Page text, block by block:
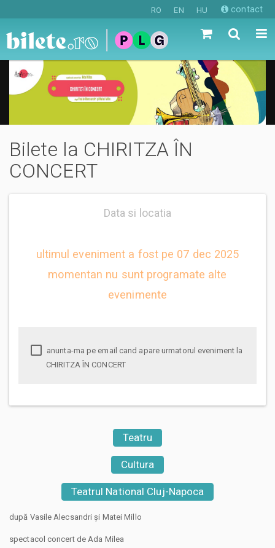
RO EN HU contact
Bilete la CHIRITZA ÎN
CONCERT
Data si locatia
ultimul eveniment a fost pe 07 dec 2025
momentan nu sunt programate alte
evenimente
CHIRITZA ÎN CONCERT
Teatru
Cultura
Teatrul National Cluj-Napoca
după Vasile Alecsandri și Matei Millo
spectacol concert de Ada Milea